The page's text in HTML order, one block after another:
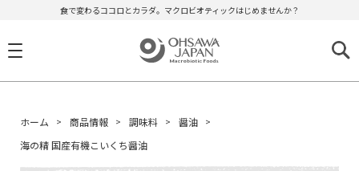
食で変わるココロとカラダ。マクロビオティックはじめませんか？
ホーム 商品情報 調味料
醤油
海の精 国産有機こいくち醤油